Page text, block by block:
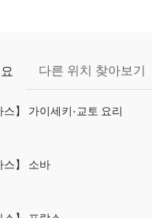
다른 위치 찾아보기
스】 가이세키·교토 요리
스】 소바